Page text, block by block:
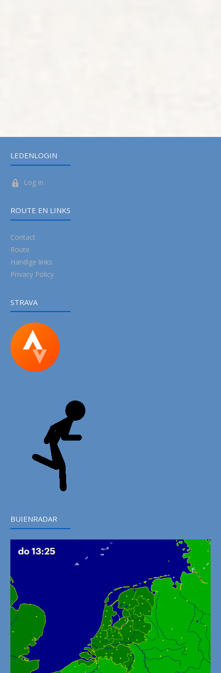
LEDENLOGIN
Log in
ROUTE EN LINKS
Contact
Route
Handige links
Privacy Policy
STRAVA
BUIENRADAR